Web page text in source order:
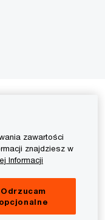
zawartości
znajdziesz w
Informacji
Odrzucam
opcjonalne